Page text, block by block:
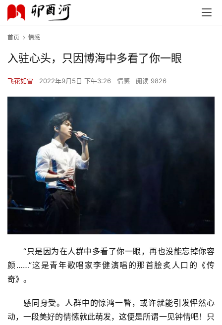
首页 情感
入驻心头，只因博海中多看了你一眼
飞花如雪 2022年9月5日 下午3:26 情感 阅读 9826
“只是因为在人群中多看了你一眼，再也没能忘掉你容
颜……”这是青年歌唱家李健演唱的那首脍炙人口的《传
奇》。
感同身受。人群中的惊鸿一瞥，或许就能引发怦然心
动，一段美好的情愫就此萌发，这便是所谓一见钟情吧！只